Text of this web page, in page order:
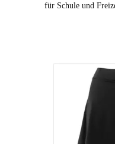
für Schule und